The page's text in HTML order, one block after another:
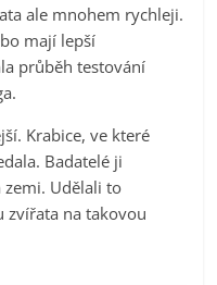
ale mnohem rychleji.
mají lepší
průběh testování
Krabice, ve které
Badatelé ji
Udělali to
zvířata na takovou